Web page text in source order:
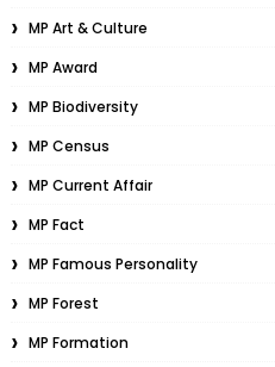
MP Art & Culture
MP Award
MP Biodiversity
MP Census
MP Current Affair
MP Fact
MP Famous Personality
MP Forest
MP Formation